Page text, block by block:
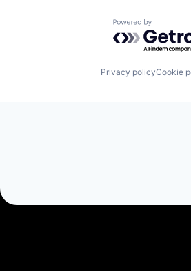
Powered by
Privacy policyCookie